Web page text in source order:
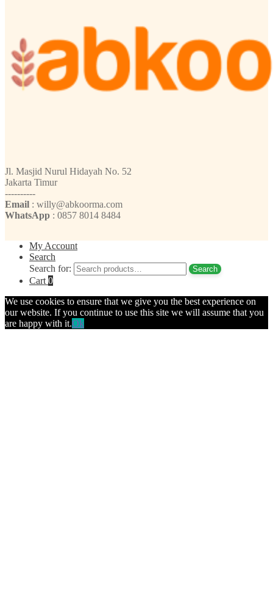
Jl. Masjid Nurul Hidayah No. 52
Jakarta Timur
----------
Email : willy@abkoorma.com
WhatsApp : 0857 8014 8484
My Account
Search
Search for:
Search
Cart 0
We use cookies to ensure that we give you the best experience on
our website. If you continue to use this site we will assume that you
are happy with it.Ok